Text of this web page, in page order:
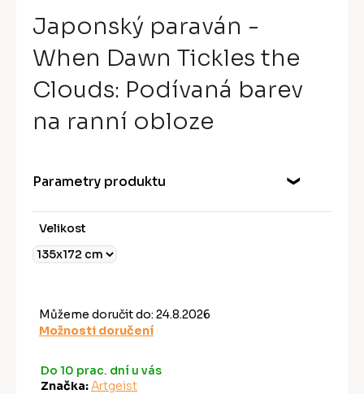
produktu
je
0,0
z
5
hvězdiček.
Japonský paraván -
When Dawn Tickles the
Clouds: Podívaná barev
na ranní obloze
Parametry produktu
Velikost
Můžeme doručit do: 24.8.2026
Možnosti doručení
Do 10 prac. dní u vás
Značka: Artgeist